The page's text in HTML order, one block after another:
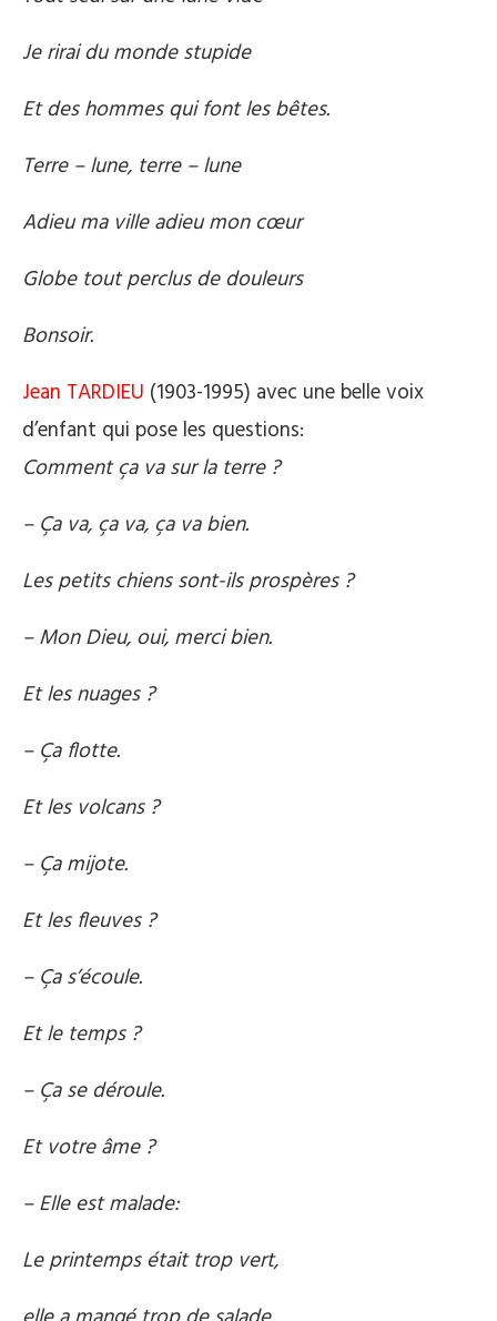
Je rirai du monde stupide
Et des hommes qui font les bêtes.
Terre – lune, terre – lune
Adieu ma ville adieu mon cœur
Globe tout perclus de douleurs
Bonsoir.
Jean TARDIEU (1903-1995) avec une belle voix
d’enfant qui pose les questions:
Comment ça va sur la terre ?
– Ça va, ça va, ça va bien.
Les petits chiens sont-ils prospères ?
– Mon Dieu, oui, merci bien.
Et les nuages ?
– Ça flotte.
Et les volcans ?
– Ça mijote.
Et les fleuves ?
– Ça s’écoule.
Et le temps ?
– Ça se déroule.
Et votre âme ?
– Elle est malade:
Le printemps était trop vert,